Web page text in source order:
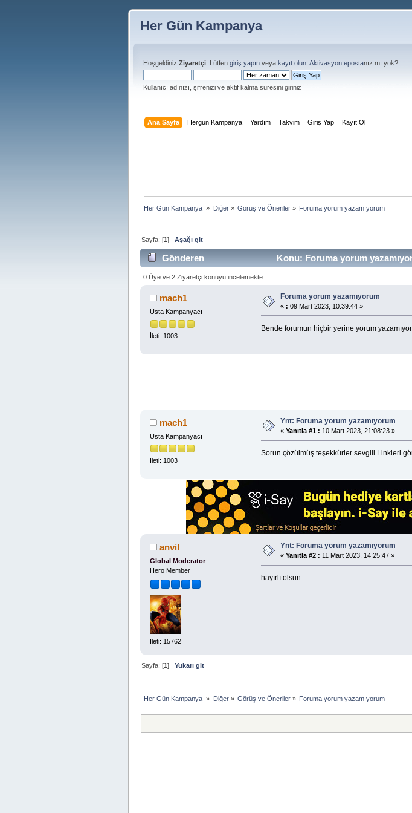
Her Gün Kampanya
Hoşgeldiniz Ziyaretçi . Lütfen giriş yapın veya kayıt olun Aktivasyon epostanız mı yok?
Kullanıcı adınızı, şifrenizi ve aktif kalma süresini giriniz
Ana Sayfa Hergün Kampanya Yardım Takvim Giriş Yap Kayıt Ol
Her Gün Kampanya » Diğer» Görüş ve Öneriler» Foruma yorum yazamıyorum
Sayfa: [1]Aşağı git
Gönderen Konu: Foruma yorum
0 Üye ve 2 Ziyaretçi konuyu incelemekte.
mach1
Usta Kampanyacı
İleti: 1003
Foruma yorum yazamıyorum
« : 09 Mart 2023, 10:39:44 »
Bende forumun hiçbir yerine yorum
mach1
Usta Kampanyacı
İleti: 1003
Ynt: Foruma yorum yazamıyorum
« Yanıtla #1 : 10 Mart 2023, 21:08:23 »
Sorun çözülmüş teşekkürler sevgili Linkleri
anvil
Global Moderator
Hero Member
İleti: 15762
Ynt: Foruma yorum yazamıyorum
« Yanıtla #2 : 11 Mart 2023, 14:25:47 »
hayırlı olsun
Sayfa: [1]Yukarı git
Her Gün Kampanya » Diğer» Görüş ve Öneriler» Foruma yorum yazamıyorum